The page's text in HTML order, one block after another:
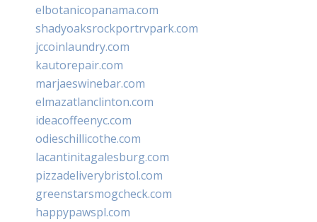
elbotanicopanama.com
shadyoaksrockportrvpark.com
jccoinlaundry.com
kautorepair.com
marjaeswinebar.com
elmazatlanclinton.com
ideacoffeenyc.com
odieschillicothe.com
lacantinitagalesburg.com
pizzadeliverybristol.com
greenstarsmogcheck.com
happypawspl.com